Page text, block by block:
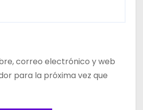
correo electrónico y web
para la próxima vez que